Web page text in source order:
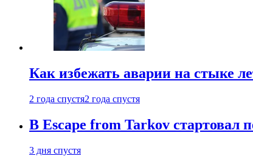
Как избежать аварии на стыке
2 года спустя2 года спустя
В Escape from Tarkov стартовал
3 дня спустя